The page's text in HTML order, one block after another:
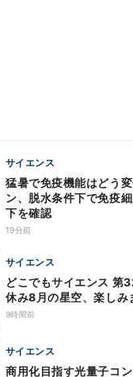
サイエンス
猛暑で免疫機能はどう
ン、脱水条件下で免疫
下を確認
19分前
サイエンス
どこでもサイエンス
休み8月の星空、楽しみ
9時間前
サイエンス
商用化目指す光量子コ